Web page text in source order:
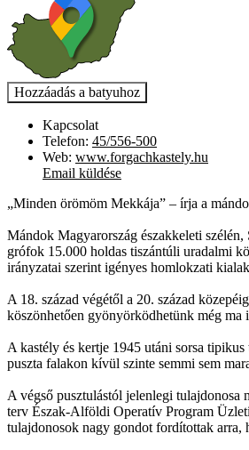
Kapcsolat
Telefon: 45/556-500
Web: www.forgachkastely.hu
Email küldése
„Minden örömöm Mekkája” – írja a
Mándok Magyarország északkeleti
grófok 15.000 holdas tiszántúli uradalmi
irányzatai szerint igényes homlokzati
A 18. század végétől a 20. század
köszönhetően gyönyörködhetünk még ma
A kastély és kertje 1945 utáni sorsa
puszta falakon kívül szinte semmi sem
A végső pusztulástól jelenlegi tulajdonosa
terv Észak-Alföldi Operatív Program
tulajdonosok nagy gondot fordítottak arra,